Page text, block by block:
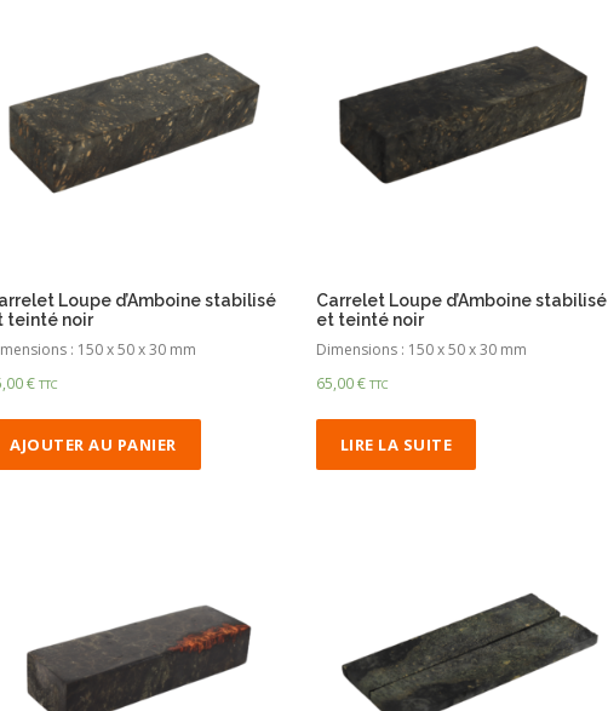
Loupe d’Amboine stabilisé
teinté noir
: 150 x 50 x 30 mm
€ TTC
AJOUTER AU PANIER
Carrelet Loupe d’Amboine stabilisé
et teinté noir
Dimensions : 150 x 50 x 30 mm
65,00€ TTC
LIRE LA SUITE